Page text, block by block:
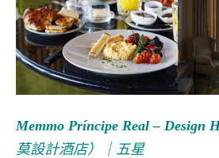
Memmo Príncipe Real – Design
莫設計酒店）｜五星